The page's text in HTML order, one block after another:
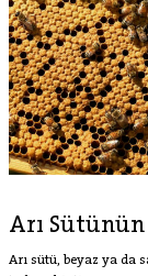
Arı Sütünün
Arı sütü, beyaz ya da